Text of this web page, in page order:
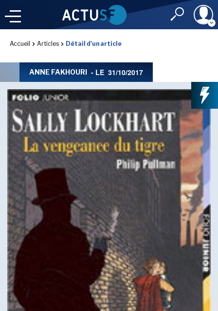
Mot de passe
Rester
CONNEXION
J'ai oublié mon
Toujours pas
NOSRUBRIQUES
LES UTOPIALES 2025
IMAGINALES 2026
SENSE OF WONDER
Accueil Articles Détail d'un article
ANNE FAKHOURI - LE 31/10/2017